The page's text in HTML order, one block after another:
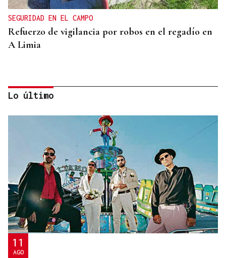
SEGURIDAD EN EL CAMPO
Refuerzo de vigilancia por robos en el regadío en
A Limia
CONTROL DE POBOACIÓN
A Limia, “zona cero” para o censo das aves galegas
Lo último
11
AGO